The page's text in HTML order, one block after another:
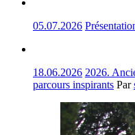
05.07.2026
18.06.2026 2026.
parcours inspirants Par